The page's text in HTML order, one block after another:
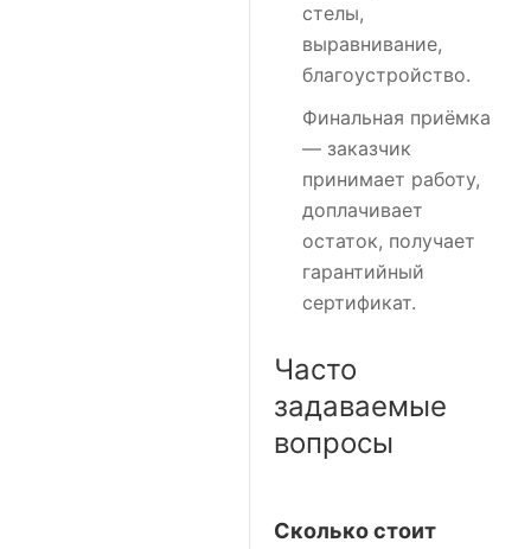
стелы,
выравнивание,
благоустройство.
Финальная приёмка
— заказчик
принимает работу,
доплачивает
остаток, получает
гарантийный
сертификат.
Часто
задаваемые
вопросы
Сколько стоит